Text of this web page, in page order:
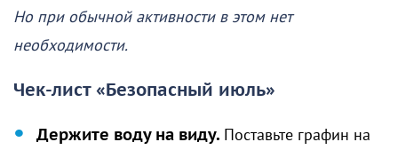
Но при обычной активности в этом нет
необходимости.
Чек-лист «Безопасный июль»
Держите воду на виду. Поставьте графин на